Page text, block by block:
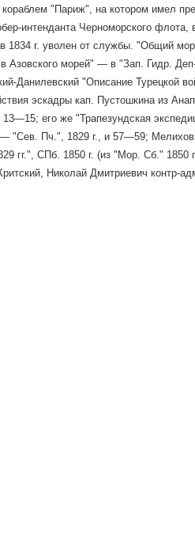
"Париж", на котором имел
интенданта Черноморского флота,
1834 г. уволен от службы. "Общий
морей" — в "Зап. Гидр.
Данилевский "Описание Турецкой
эскадры кап. Пустошкина из
его же "Трапезундская
"Сев. Пч.", 1829 г., и 57—59;
гг.", СПб. 1850 г. (из "Мор. Сб." 1850
Николай Дмитриевич контр-